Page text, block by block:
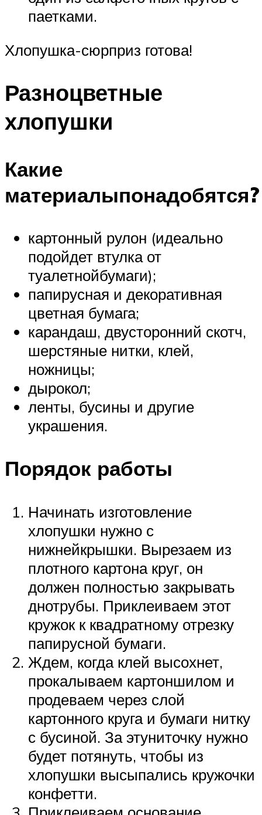
паетками.
Хлопушка-сюрприз готова!
Разноцветные
хлопушки
Какие
материалыпонадобятся?
картонный рулон (идеально
подойдет втулка от
туалетнойбумаги);
папирусная и декоративная
цветная бумага;
карандаш, двусторонний скотч,
шерстяные нитки, клей,
ножницы;
дырокол;
ленты, бусины и другие
украшения.
Порядок работы
Начинать изготовление
хлопушки нужно с
нижнейкрышки. Вырезаем из
плотного картона круг, он
должен полностью закрывать
днотрубы. Приклеиваем этот
кружок к квадратному отрезку
папирусной бумаги.
Ждем, когда клей высохнет,
прокалываем картоншилом и
продеваем через слой
картонного круга и бумаги нитку
с бусиной. За этуниточку нужно
будет потянуть, чтобы из
хлопушки высыпались кружочки
конфетти.